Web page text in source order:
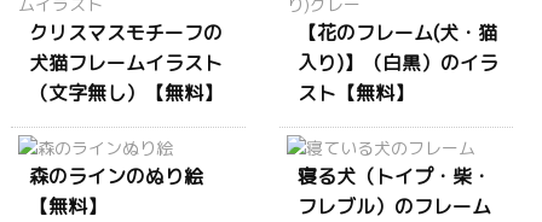
クリスマスモチーフの
犬猫フレームイラスト
（文字無し）【無料】
【花のフレーム(犬・猫
入り)】（白黒）のイラ
スト【無料】
森のラインのぬり絵
【無料】
寝る犬（トイプ・柴・
フレブル）のフレーム